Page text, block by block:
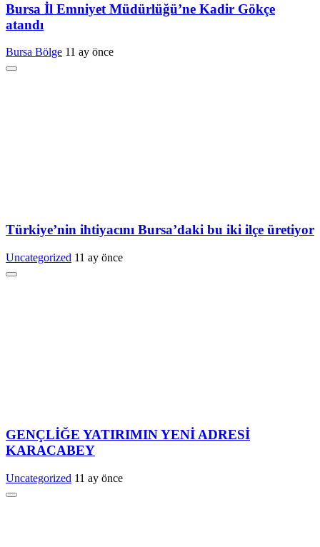
Bursa İl Emniyet Müdürlüğü’ne Kadir Gökçe
atandı
Bursa Bölge 11 ay önce
Türkiye’nin ihtiyacını Bursa’daki bu iki ilçe üretiyor
Uncategorized 11 ay önce
GENÇLİĞE YATIRIMIN YENİ ADRESİ
KARACABEY
Uncategorized 11 ay önce